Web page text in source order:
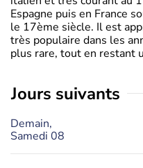
Espagne puis en France
le 17ème siècle. Il est
très populaire dans les
plus rare, tout en restant
jours suivants
Demain,
Samedi 08